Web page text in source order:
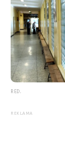
RED.
REKLAMA